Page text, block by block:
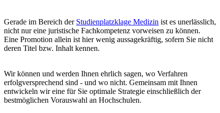
Gerade im Bereich der Studienplatzklage Medizin ist es unerlässlich,
nicht nur eine juristische Fachkompetenz vorweisen zu können.
Eine Promotion allein ist hier wenig aussagekräftig, sofern Sie nicht
deren Titel bzw. Inhalt kennen.
Wir können und werden Ihnen ehrlich sagen, wo Verfahren
erfolgversprechend sind - und wo nicht. Gemeinsam mit Ihnen
entwickeln wir eine für Sie optimale Strategie einschließlich der
bestmöglichen Vorauswahl an Hochschulen.